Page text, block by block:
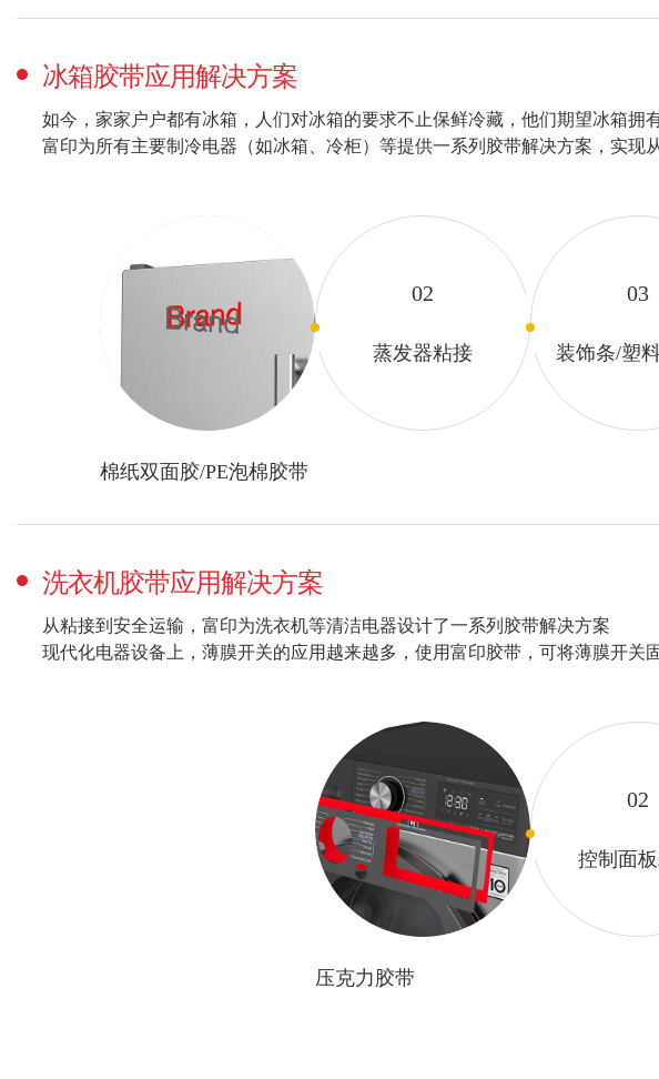
冰箱胶带应用解决方案
如今，家家户户都有冰箱，人们对冰箱的要求不止保鲜冷藏，他们期望冰箱拥
富印为所有主要制冷电器（如冰箱、冷柜）等提供一系列胶带解决方案，实现
棉纸双面胶/PE泡棉胶带
02
蒸发器粘接
03
装饰条/塑
洗衣机胶带应用解决方案
从粘接到安全运输，富印为洗衣机等清洁电器设计了一系列胶带解决方案
现代化电器设备上，薄膜开关的应⽤越来越多，使⽤富印胶带，可将薄膜开关
01
玻璃/塑料面板粘接
压克力胶带
02
控制面